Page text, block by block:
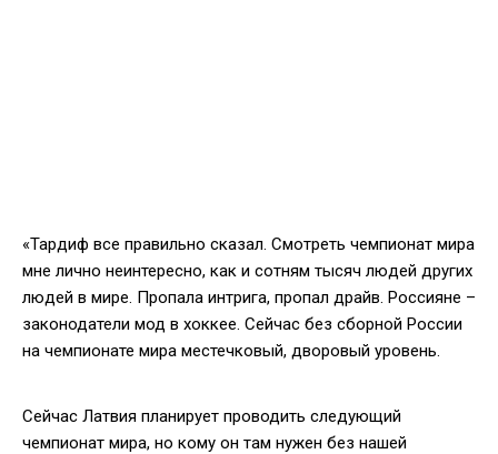
«Тардиф все правильно сказал. Смотреть чемпионат мира
мне лично неинтересно, как и сотням тысяч людей других
людей в мире. Пропала интрига, пропал драйв. Россияне –
законодатели мод в хоккее. Сейчас без сборной России
на чемпионате мира местечковый, дворовый уровень.
Сейчас Латвия планирует проводить следующий
чемпионат мира, но кому он там нужен без нашей